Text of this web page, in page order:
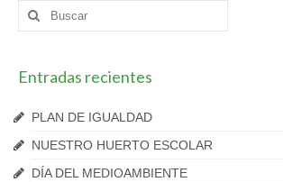
Buscar
por:
Entradas recientes
PLAN DE IGUALDAD
NUESTRO HUERTO ESCOLAR
DÍA DEL MEDIOAMBIENTE